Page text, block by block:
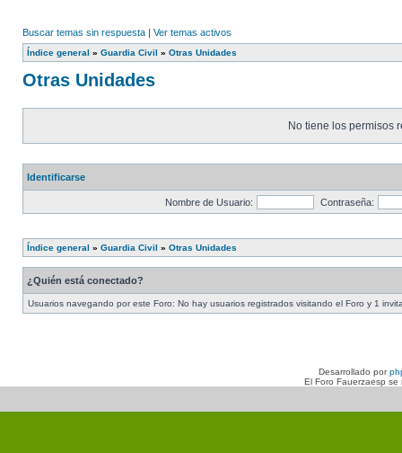
Buscar temas sin respuesta | Ver temas activos
Índice general » Guardia Civil » Otras Unidades
Otras Unidades
No tiene los permisos
Identificarse
Nombre de Usuario: Contraseña:
Índice general » Guardia Civil » Otras Unidades
¿Quién está conectado?
Usuarios navegando por este Foro: No hay usuarios registrados visitando el Foro y 1
Desarrollado por
El Foro Fauerzaesp